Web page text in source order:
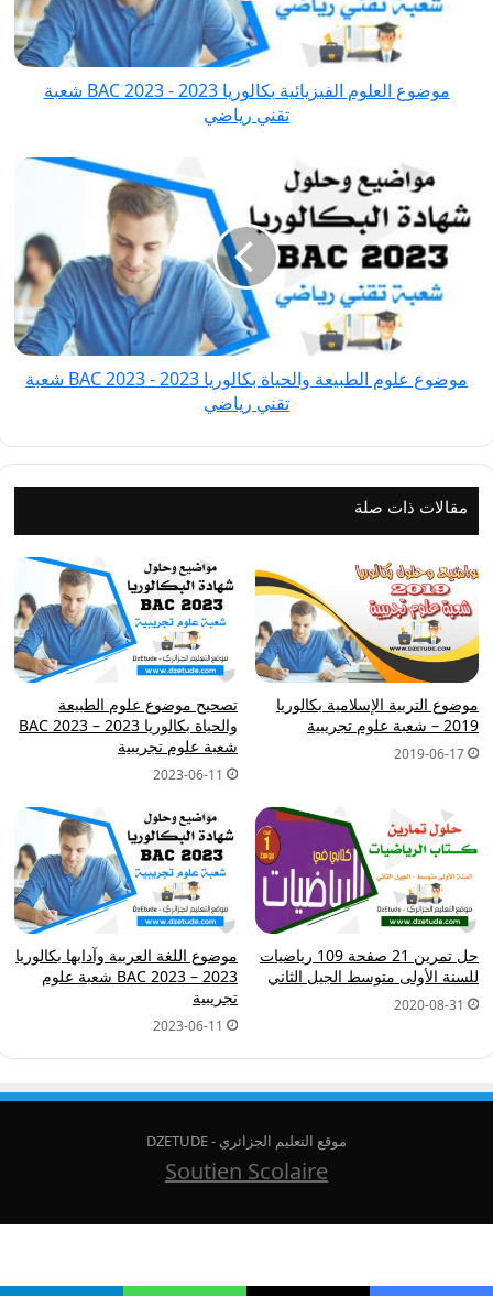
2023 شعبة
تقني
موضوع العلوم الفيزيائية بكالوريا 2023 - BAC 2023 شعبة
تقني رياضي
موضوع
الطبيعة
والحياة
بكالوريا
2023
2023 شعبة
موضوع علوم الطبيعة والحياة بكالوريا 2023 - BAC 2023 شعبة
تقني رياضي
مقالات ذات صلة
موضوع التربية الإسلامية بكالوريا
2019 – شعبة علوم تجريبية
2019-06-17
تصحيح موضوع علوم الطبيعة
والحياة بكالوريا 2023 – BAC 2023
شعبة علوم تجريبية
2023-06-11
حل تمرين 21 صفحة 109 رياضيات
للسنة الأولى متوسط الجيل الثاني
2020-08-31
موضوع اللغة العربية وآدابها بكالوريا
2023 – BAC 2023 شعبة علوم
تجريبية
2023-06-11
موقع التعليم الجزائري - DZETUDE
Soutien Scolaire